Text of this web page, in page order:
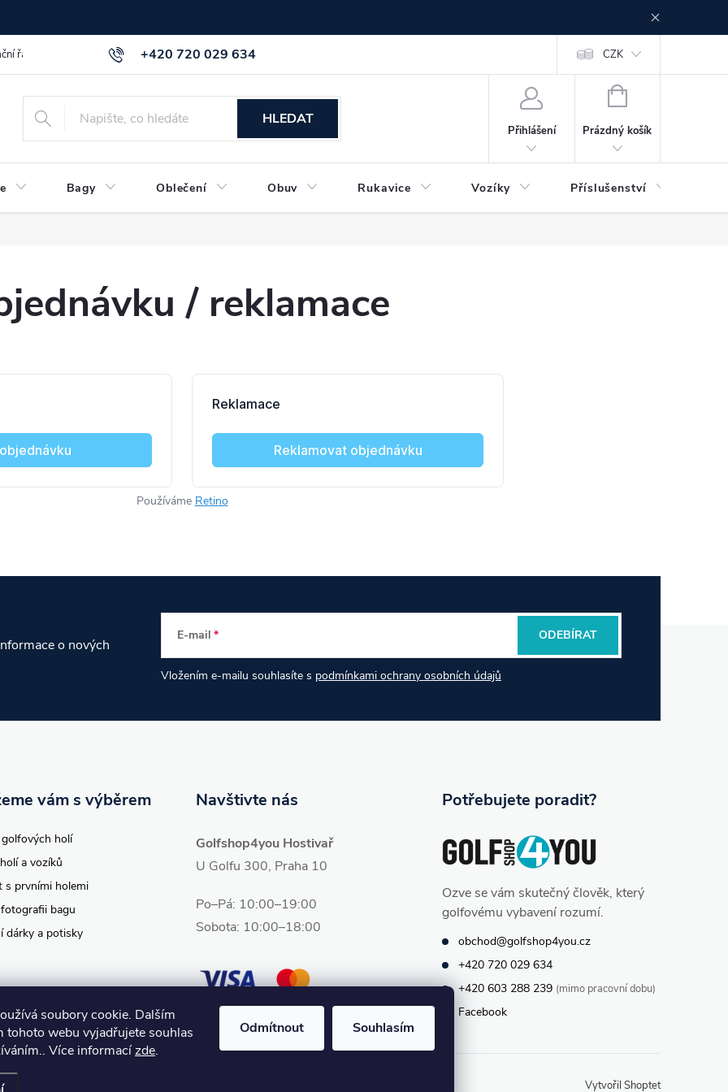
soubory cookie. Dalším
tohoto webu vyjadřujete souhlas
Více informacízde.
Odmítnout Souhlasím
+420 720 029 634
řád GDPR info a směrnice Kontakt CZK
HLEDAT
Přihlášení
NÁKUPNÍ
Prázdný košík
Bagy Oblečení Obuv Rukavice Vozíky Příslušenství
/ reklamace
Používáme Retino
o nových
E-mail
Vložením e-mailu souhlasíte s podmínkami ochrany osobních údajů
ODEBÍRAT
Navštivte nás
Golfshop4you Hostivař
U Golfu 300, Praha 10
Po–Pá: 10:00–19:00
Sobota: 10:00–18:00
vám s výběrem
holí
a vozíků
s prvními holemi
bagu
dárky a potisky
Potřebujete poradit?
Ozve se vám skutečný člověk, který
golfovému vybavení rozumí.
obchod@golfshop4you.cz
+420 720 029 634
+420 603 288 239 (mimo pracovní dobu)
Facebook
Vytvořil Shoptet
nastavení cookies